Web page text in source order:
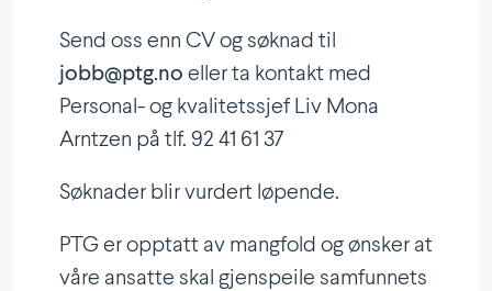
Send oss enn CV og søknad til
jobb@ptg.no eller ta kontakt med
Personal- og kvali­tetssjef Liv Mona
Arntzen på tlf. 92 41 61 37
Søknader blir vurdert løpende.
PTG er opptatt av mangfold og ønsker at
våre ansatte skal gjenspeile samfunnets